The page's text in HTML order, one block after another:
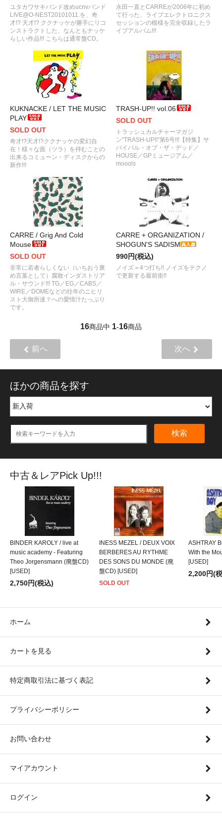
ユタカワサキバンド改めucnvバンド
LIVE@O-NEST20101011.を、奇
才!? 天才!? ククナッケが勝手にリコ
ンストラクトした、なんともナッケ
らしい作品!!! こちらは通常盤CD。
永田一直とCARREが2006年に初め
て行った、ライブエレクトロニクス
セッションの模様を完全収録したラ
イブアルバム!!!
KUKNACKE / LET THE MUSIC
PLAY
SOLD OUT
奇才!?天才!?ククナッケの変幻自
在！様々な面（ツラ）を拝むことの
出来るコミューン・ディスクからの
新作!!!
TRASH-UP!! vol.06
SOLD OUT
トラッシュカルチャーマガジ
ン“TRASH-UP!!”第6号!!!【特集】サ
バイバル・オブ・ザ・デッド／
HOUSE／GPミュージアム／
moools
CARRE / Grig And Cold
Mouse
SOLD OUT
非常に若者らしくない（いちおう褒
め言葉として）腐敗インダストリア
ル・サウンド!!! TG／EG／CABS／
WIRE／DOMEなどの往年のニヒリ
スト大御所達？への愛情汁たっぷり
です。
CARRE + ORGANIZATION /
SHOGUN'S SADISM
990円(税込)
ノイズ＝4つ打ち!! ノイズをテクノ
で更新する最前衛!!
16商品中 1-16商品
前へ 次へ
ほかの商品を探す
検索
中古＆レアPick Up!!!
BINDER KAROLY / live at
music academy - Featuring
Theo Jorgensmann (廃盤CD)
[USED]
2,750円(税込)
INESS MEZEL / DEUX VOIX
BERBERES AU RYTHME
DES SONS DU MONDE (廃
盤CD) [USED]
SOLD OUT
ASHTRAY
With the
[USED]
2,200円(
ホーム
カートを見る
特定商取引法に基づく表記
プライバシーポリシー
お問い合わせ
マイアカウント
ログイン